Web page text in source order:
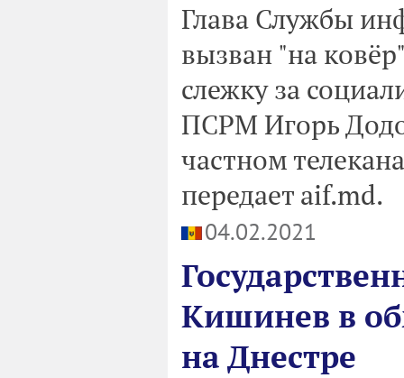
Глава Службы
вызван "на
слежку за
ПСРМ Игорь
частном
передает aif.md.
04.02.2021
Кишинев в
на Днестре